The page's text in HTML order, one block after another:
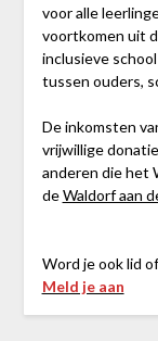
voor alle
voortkomen uit
inclusieve
tussen ouders,
De inkomsten
vrijwillige
anderen die het
deWaldorf aan
Word je ook lid
Meld je aan